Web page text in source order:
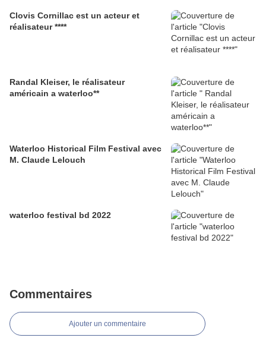
Clovis Cornillac est un acteur et
réalisateur ****
Randal Kleiser, le réalisateur
américain a waterloo**
Waterloo Historical Film Festival avec
M. Claude Lelouch
waterloo festival bd 2022
Commentaires
Ajouter un commentaire